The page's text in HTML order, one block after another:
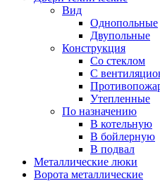
Вид
Однопольные
Двупольные
Конструкция
Со стеклом
С
Утепленные
По назначению
В котельную
В бойлерную
В подвал
Металлические люки
Ворота металлические